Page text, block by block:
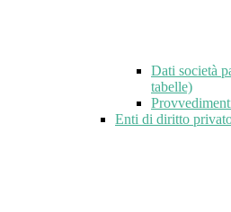
Dati società
tabelle)
Enti di diritto